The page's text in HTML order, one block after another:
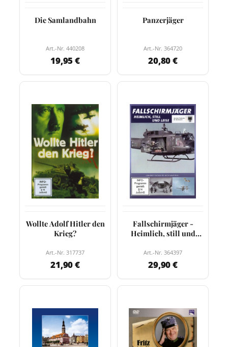
Die Samlandbahn
Art.-Nr. 440208
19,95 €
Panzerjäger
Art.-Nr. 364720
20,80 €
Wollte Adolf Hitler den
Krieg?
Art.-Nr. 317737
21,90 €
Fallschirmjäger -
Heimlich, still und
Art.-Nr. 364397
29,90 €